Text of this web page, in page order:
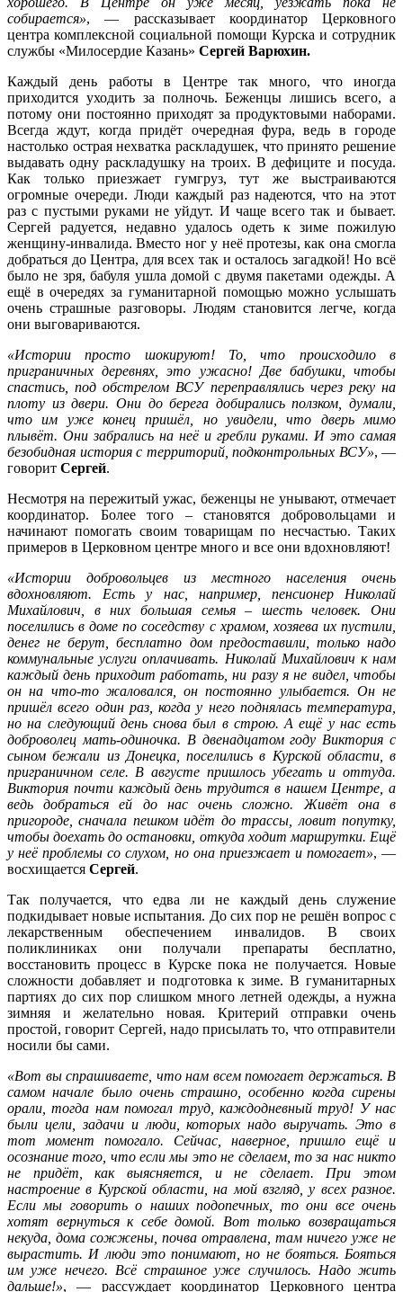
собирается», — рассказывает координатор Церковного
центра комплексной социальной помощи Курска и сотрудник
службы «Милосердие Казань» Сергей Варюхин.
Каждый день работы в Центре так много, что иногда
приходится уходить за полночь. Беженцы лишись всего, а
потому они постоянно приходят за продуктовыми наборами.
Всегда ждут, когда придёт очередная фура, ведь в городе
настолько острая нехватка раскладушек, что принято решение
выдавать одну раскладушку на троих. В дефиците и посуда.
Как только приезжает гумгруз, тут же выстраиваются
огромные очереди. Люди каждый раз надеются, что на этот
раз с пустыми руками не уйдут. И чаще всего так и бывает.
Сергей радуется, недавно удалось одеть к зиме пожилую
женщину-инвалида. Вместо ног у неё протезы, как она смогла
добраться до Центра, для всех так и осталось загадкой! Но всё
было не зря, бабуля ушла домой с двумя пакетами одежды. А
ещё в очередях за гуманитарной помощью можно услышать
очень страшные разговоры. Людям становится легче, когда
они выговариваются.
«Истории просто шокируют! То, что происходило в
приграничных деревнях, это ужасно! Две бабушки, чтобы
спастись, под обстрелом ВСУ переправлялись через реку на
плоту из двери. Они до берега добирались ползком, думали,
что им уже конец пришёл, но увидели, что дверь мимо
плывёт. Они забрались на неё и гребли руками. И это самая
безобидная история с территорий, подконтрольных ВСУ», —
говорит Сергей.
Несмотря на пережитый ужас, беженцы не унывают, отмечает
координатор. Более того – становятся добровольцами и
начинают помогать своим товарищам по несчастью. Таких
примеров в Церковном центре много и все они вдохновляют!
«Истории добровольцев из местного населения очень
вдохновляют. Есть у нас, например, пенсионер Николай
Михайлович, в них большая семья – шесть человек. Они
поселились в доме по соседству с храмом, хозяева их пустили,
денег не берут, бесплатно дом предоставили, только надо
коммунальные услуги оплачивать. Николай Михайлович к нам
каждый день приходит работать, ни разу я не видел, чтобы
он на что-то жаловался, он постоянно улыбается. Он не
пришёл всего один раз, когда у него поднялась температура,
но на следующий день снова был в строю. А ещё у нас есть
доброволец мать-одиночка. В двенадцатом году Виктория с
сыном бежали из Донецка, поселились в Курской области, в
приграничном селе. В августе пришлось убегать и оттуда.
Виктория почти каждый день трудится в нашем Центре, а
ведь добраться ей до нас очень сложно. Живёт она в
пригороде, сначала пешком идёт до трассы, ловит попутку,
чтобы доехать до остановки, откуда ходит маршрутки. Ещё
у неё проблемы со слухом, но она приезжает и помогает», —
восхищается Сергей.
Так получается, что едва ли не каждый день служение
подкидывает новые испытания. До сих пор не решён вопрос с
лекарственным обеспечением инвалидов. В своих
поликлиниках они получали препараты бесплатно,
восстановить процесс в Курске пока не получается. Новые
сложности добавляет и подготовка к зиме. В гуманитарных
партиях до сих пор слишком много летней одежды, а нужна
зимняя и желательно новая. Критерий отправки очень
простой, говорит Сергей, надо присылать то, что отправители
носили бы сами.
«Вот вы спрашиваете, что нам всем помогает держаться. В
самом начале было очень страшно, особенно когда сирены
орали, тогда нам помогал труд, каждодневный труд! У нас
были цели, задачи и люди, которых надо выручать. Это в
тот момент помогало. Сейчас, наверное, пришло ещё и
осознание того, что если мы это не сделаем, то за нас никто
не придёт, как выясняется, и не сделает. При этом
настроение в Курской области, на мой взгляд, у всех разное.
Если мы говорить о наших подопечных, то они все очень
хотят вернуться к себе домой. Вот только возвращаться
некуда, дома сожжены, почва отравлена, там ничего уже не
вырастить. И люди это понимают, но не бояться. Бояться
им уже нечего. Всё страшное уже случилось. Надо жить
дальше!», — рассуждает координатор Церковного центра